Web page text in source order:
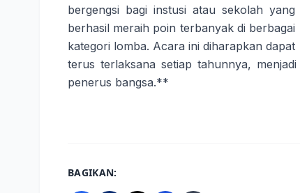
bergengsi bagi instusi atau sekolah yang
berhasil meraih poin terbanyak di berbagai
kategori lomba. Acara ini diharapkan dapat
terus terlaksana setiap tahunnya,
penerus bangsa.**
BAGIKAN: